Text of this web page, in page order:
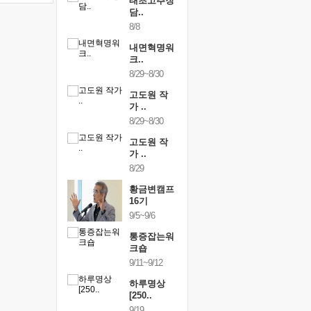
담..
8/8
내면혁명워
크..
8/29~8/30
고도원 작
가 ..
8/29~8/30
고도원 작
가 ..
8/29
황금변캠프
16기
9/5~9/6
통증잡는워
크숍
9/11~9/12
하루명상
[250..